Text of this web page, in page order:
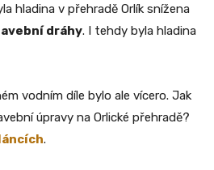
hladina v přehradě Orlík snížena
dráhy. I tehdy byla hladina
vodním díle bylo ale vícero. Jak
úpravy na Orlické přehradě?
.